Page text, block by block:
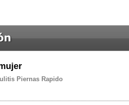
Piernas Rapido